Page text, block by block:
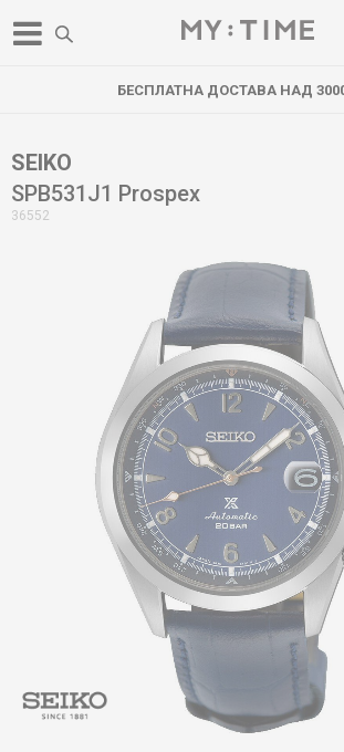
БЕСПЛАТНА ДОСТАВА НАД 3000 ден
SEIKO
SPB531J1 Prospex
36552